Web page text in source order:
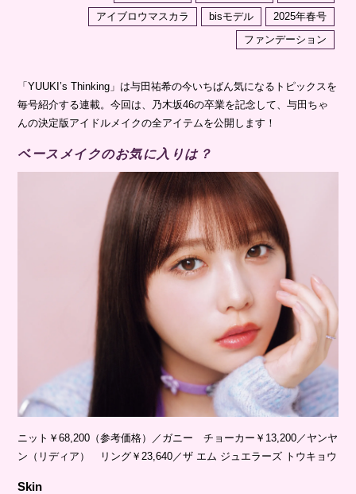
アイブロウマスカラ
bisモデル
2025年春号
ファンデーション
「YUUKI’s Thinking」は与田祐希の今いちばん気になるトピックスを
毎号紹介する連載。今回は、乃木坂46の卒業を記念して、与田ちゃ
んの決定版アイドルメイクの全アイテムを公開します！
ベースメイクのお気に入りは？
ニット￥68,200（参考価格）／ガニー チョーカー￥13,200／ヤンヤ
ン（リディア） リング￥23,640／ザ エム ジュエラーズ トウキョウ
Skin